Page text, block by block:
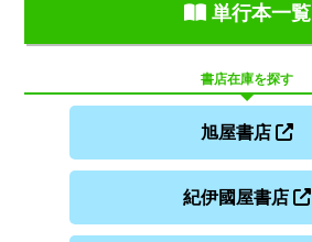
単行本一覧
書店在庫を探す
旭屋書店
紀伊國屋書店